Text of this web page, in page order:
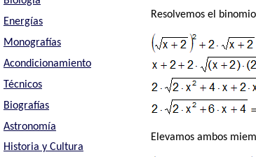
Energías
Monografías
Acondicionamiento
Técnicos
Biografías
Astronomía
Historia y Cultura
Resolvemos el
Elevamos ambos